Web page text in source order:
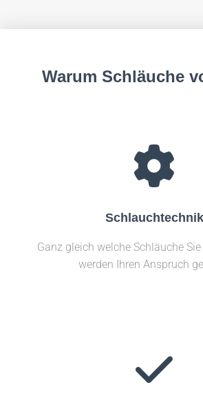
Warum Schläuche
Schlauchtechnik
Ganz gleich welche Schläuche
werden Ihren Anspruch